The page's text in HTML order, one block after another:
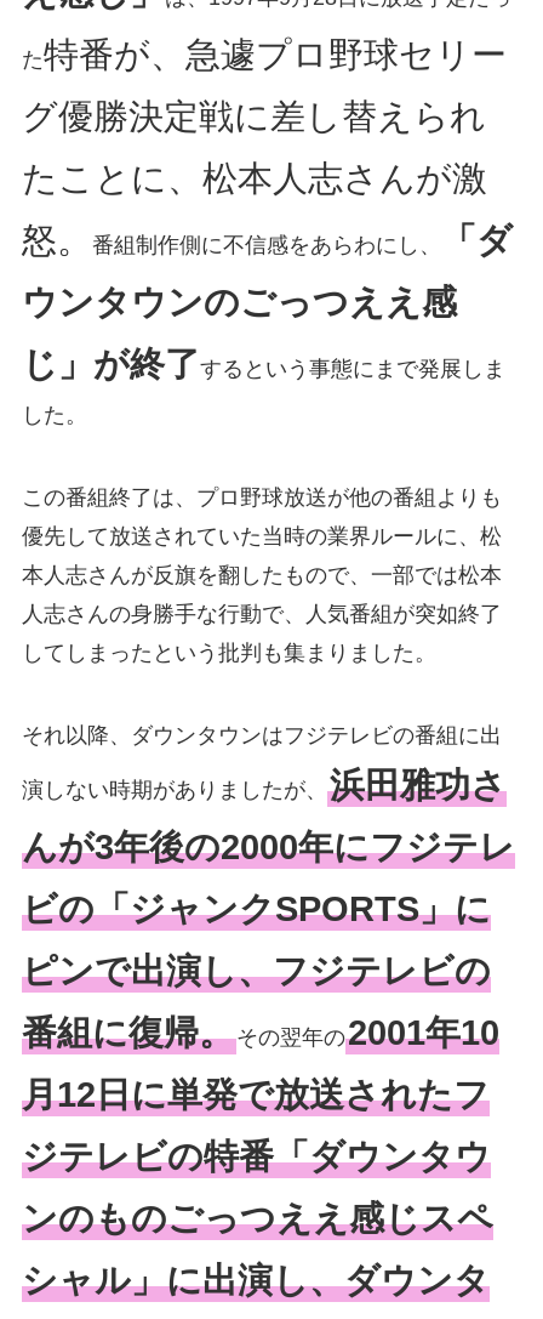
た特番が、急遽プロ野球セリー
グ優勝決定戦に差し替えられ
たことに、松本人志さんが激
怒。
番組制作側に不信感をあらわにし、
「ダ
ウンタウンのごっつええ感
じ」が終了するという事態にまで発展しま
した。
この番組終了は、プロ野球放送が他の番組よりも
優先して放送されていた当時の業界ルールに、松
本人志さんが反旗を翻したもので、一部では松本
人志さんの身勝手な行動で、人気番組が突如終了
してしまったという批判も集まりました。
それ以降、ダウンタウンはフジテレビの番組に出
演しない時期がありましたが、 浜田雅功さ
んが3年後の2000年にフジテレ
ビの「ジャンクSPORTS」に
ピンで出演し、フジテレビの
番組に復帰。その翌年の2001年10
月12日に単発で放送されたフ
ジテレビの特番「ダウンタウ
ンのものごっつええ感じスペ
シャル」に出演し、ダウンタ